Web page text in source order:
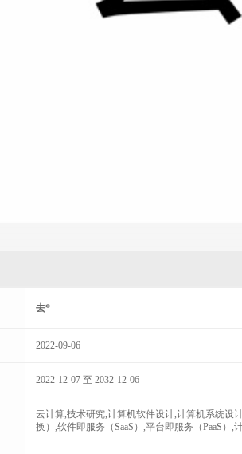
去*
2022-09-06
2022-12-07 至 2032-12-06
云计算,技术研究,计算机软件设计,计算机系统设
换）,软件即服务（SaaS）,平台即服务（PaaS）,